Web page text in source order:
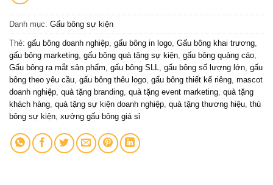
Danh mục: Gấu bông sự kiện
Thẻ: gấu bông doanh nghiệp gấu bông in logo Gấu bông khai trương
gấu bông marketing gấu bông quà tặng sự kiện gấu bông quảng cáo
Gấu bông ra mắt sản phẩm gấu bông SLL gấu bông số lượng lớn gấu
bông theo yêu cầu gấu bông thêu logo gấu bông thiết kế riêng mascot
doanh nghiệp quà tặng branding quà tặng event marketing quà tặng
khách hàng quà tặng sự kiện doanh nghiệp quà tặng thương hiệu thú
bông sự kiện xưởng gấu bông giá sỉ